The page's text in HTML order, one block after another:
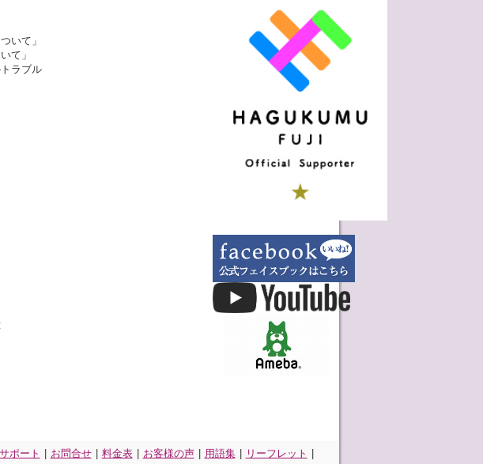
いて」
て」
ブル
ポート | お問合せ | 料金表 | お客様の声 | 用語集 | リーフレット |